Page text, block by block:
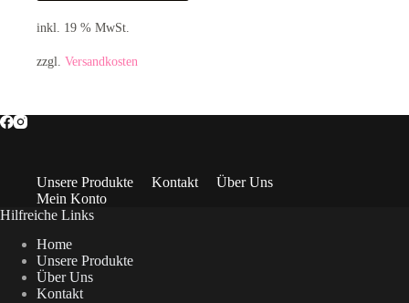
inkl. 19 % MwSt.
zzgl. Versandkosten
Unsere Produkte Kontakt
Über Uns
Mein Konto
Hilfreiche Links
Home
Unsere Produkte
Über Uns
Kontakt